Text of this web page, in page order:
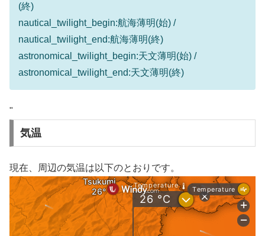
(終)
nautical_twilight_begin:航海薄明(始) /
nautical_twilight_end:航海薄明(終)
astronomical_twilight_begin:天文薄明(始) /
astronomical_twilight_end:天文薄明(終)
"
気温
現在、周辺の気温は以下のとおりです。